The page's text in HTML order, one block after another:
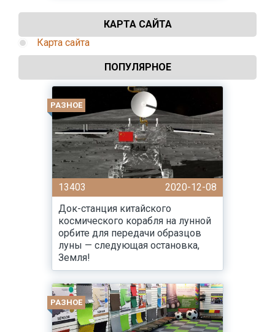
КАРТА САЙТА
Карта сайта
ПОПУЛЯРНОЕ
РАЗНОЕ
13403
2020-12-08
Док-станция китайского
космического корабля на лунной
орбите для передачи образцов
луны — следующая остановка,
Земля!
РАЗНОЕ